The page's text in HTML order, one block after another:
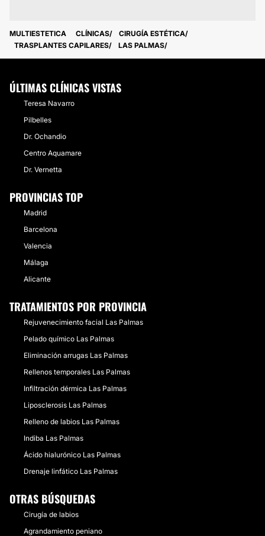
MULTIESTETICA CLÍNICAS
CIRUGÍA ESTÉTICA
TRASPLANTES CAPILARES
LAS PALMAS
ÚLTIMAS CLÍNICAS VISTAS
Teresa Navarro
Pilbelles
Dr. Ochandio
Centro Aquamare
Dr. Vernetta
PROVINCIAS TOP
Madrid
Barcelona
Valencia
Málaga
Alicante
TRATAMIENTOS POR PROVINCIA
Rejuvenecimiento facial Las Palmas
Pelado químico Las Palmas
Eliminación arrugas Las Palmas
Rellenos temporales Las Palmas
Infiltración dérmica Las Palmas
Liposclerosis Las Palmas
Relleno de labios Las Palmas
Indiba Las Palmas
Ácido hialurónico Las Palmas
Drenaje linfático Las Palmas
OTRAS BÚSQUEDAS
Cirugía de labios
Agrandamiento peniano